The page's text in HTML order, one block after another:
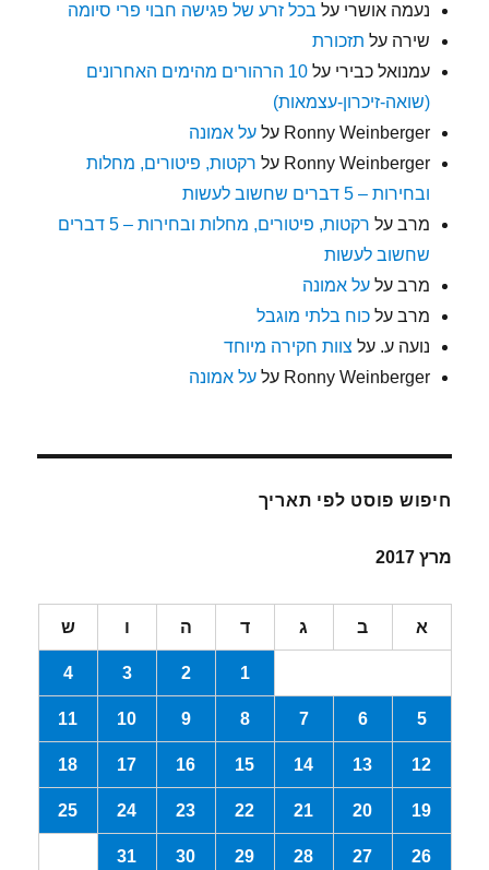
נעמה אושרי על בכל זרע של פגישה חבוי פרי סיומה
שירה על תזכורת
עמנואל כבירי על
10 הרהורים מהימים האחרונים
(שואה-זיכרון-עצמאות)
Ronny Weinberger עלעל אמונה
Ronny Weinberger על רקטות, פיטורים, מחלות
ובחירות – 5 דברים שחשוב לעשות
מרב על
רקטות, פיטורים, מחלות ובחירות – 5 דברים
שחשוב לעשות
מרב עלעל אמונה
מרב עלכוח בלתי מוגבל
נועה ע. על צוות חקירה מיוחד
Ronny Weinberger עלעל אמונה
חיפוש פוסט לפי תאריך
מרץ 2017
א ב ג ד ה ו ש
1
2
3
4
5
6
7
8
9
10
11
12
13
14
15
16
17
18
19
20
21
22
23
24
25
26
27
28
29
30
31